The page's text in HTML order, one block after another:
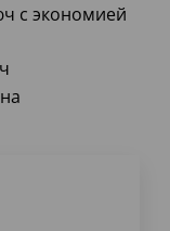
с экономией